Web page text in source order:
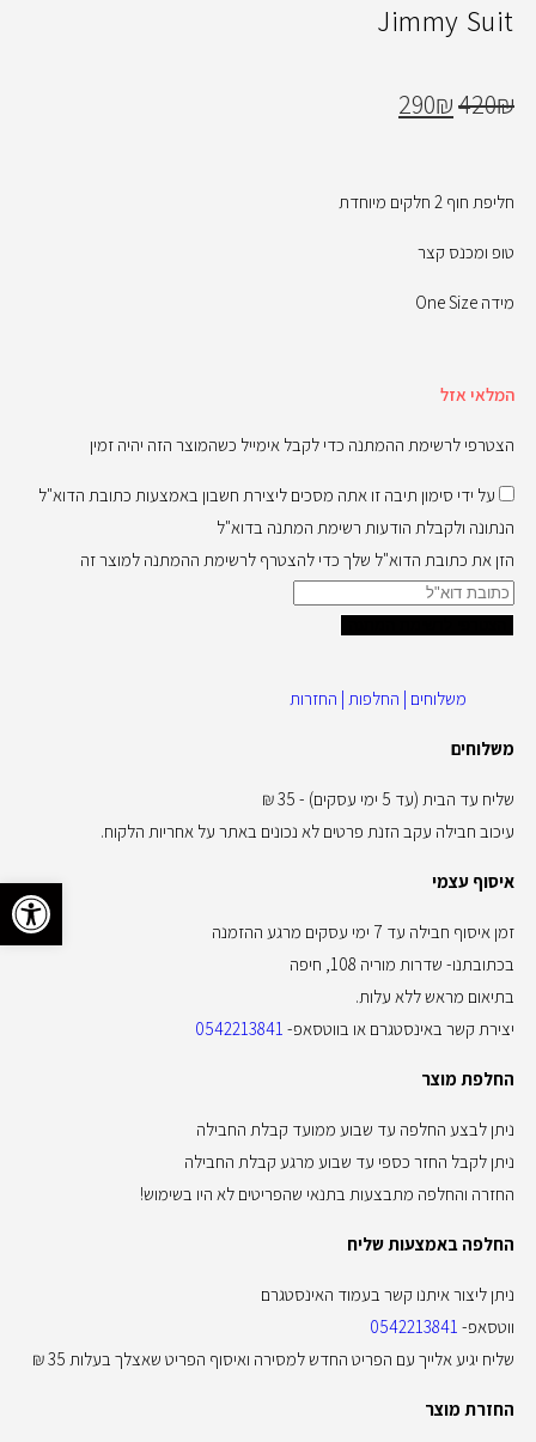
Jimmy Suit
420₪
290₪
חליפת חוף 2 חלקים מיוחדת
טופ ומכנס קצר
מידה One Size
המלאי אזל
הצטרפי לרשימת ההמתנה כדי לקבל אימייל כשהמוצר הזה יהיה זמין
על ידי סימון תיבה זו אתה מסכים ליצירת חשבון באמצעות כתובת הדוא"ל
הנתונה ולקבלת הודעות רשימת המתנה בדוא"ל
הזן את כתובת הדוא"ל שלך כדי להצטרף לרשימת ההמתנה למוצר זה
משלוחים | החלפות | החזרות
משלוחים
שליח עד הבית (עד 5 ימי עסקים) - 35 ₪
עיכוב חבילה עקב הזנת פרטים לא נכונים באתר על אחריות הלקוח.
איסוף עצמי
זמן איסוף חבילה עד 7 ימי עסקים מרגע ההזמנה
בכתובתנו- שדרות מוריה 108, חיפה
בתיאום מראש ללא עלות.
יצירת קשר באינסטגרם או בווטסאפ- 0542213841
החלפת מוצר
ניתן לבצע החלפה עד שבוע ממועד קבלת החבילה
ניתן לקבל החזר כספי עד שבוע מרגע קבלת החבילה
החזרה והחלפה מתבצעות בתנאי שהפריטים לא היו בשימוש!
החלפה באמצעות שליח
ניתן ליצור איתנו קשר בעמוד האינסטגרם
ווטסאפ- 0542213841
שליח יגיע אלייך עם הפריט החדש למסירה ואיסוף הפריט שאצלך בעלות 35 ₪
החזרת מוצר
פתח